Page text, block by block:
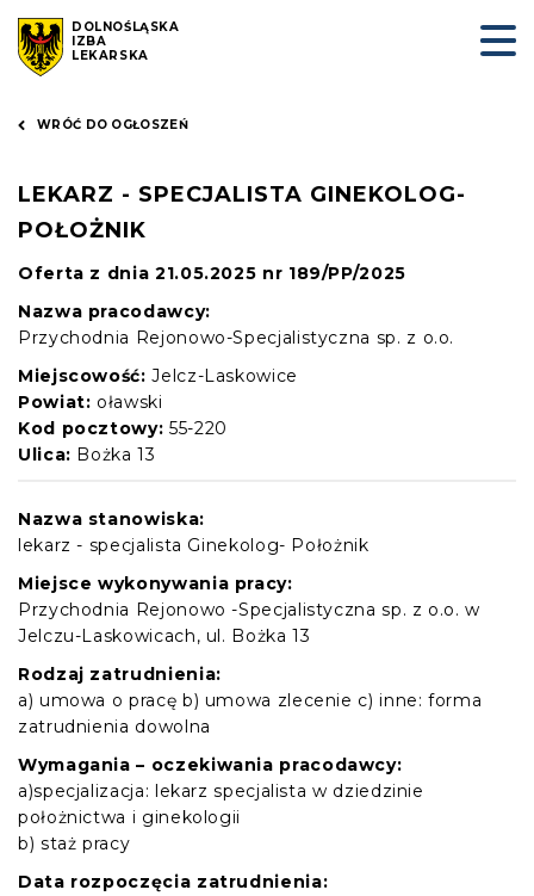
DOLNOŚLĄSKA
IZBA
LEKARSKA
WRÓĆ DO OGŁOSZEŃ
LEKARZ - SPECJALISTA GINEKOLOG-
POŁOŻNIK
Oferta z dnia 21.05.2025 nr 189/PP/2025
Nazwa pracodawcy:
Przychodnia Rejonowo-Specjalistyczna sp. z o.o.
Miejscowość: Jelcz-Laskowice
Powiat: oławski
Kod pocztowy: 55-220
Ulica: Bożka 13
Nazwa stanowiska:
lekarz - specjalista Ginekolog- Położnik
Miejsce wykonywania pracy:
Przychodnia Rejonowo -Specjalistyczna sp. z o.o. w
Jelczu-Laskowicach, ul. Bożka 13
Rodzaj zatrudnienia:
a) umowa o pracę b) umowa zlecenie c) inne: forma
zatrudnienia dowolna
Wymagania – oczekiwania pracodawcy:
a)specjalizacja: lekarz specjalista w dziedzinie
położnictwa i ginekologii
b) staż pracy
Data rozpoczęcia zatrudnienia: